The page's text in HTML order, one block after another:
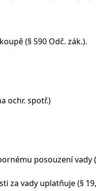
(§ 590 Odč. zák.).
ochr. spotř.)
posouzení vady
vady uplatňuje (§